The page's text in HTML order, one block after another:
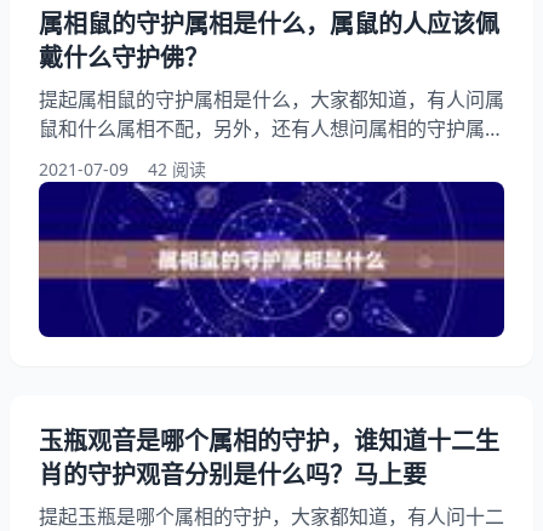
属相鼠的守护属相是什么，属鼠的人应该佩
戴什么守护佛？
提起属相鼠的守护属相是什么，大家都知道，有人问属
鼠和什么属相不配，另外，还有人想问属相的守护属
相，你知道这是怎么回事？其实十二生肖老鼠的守是谁
（不是生肖守的）速…，下面就一起来看看属鼠的人应
该佩戴什么守护？希望能够帮助到大家！ 属相鼠的守
护属相是什么 师兄问的是十二生肖呢，详如下： 肖鼠
的守护—千手 属鼠者的守护为千手千眼。“千”为及之
义，以“千手”表示利他的广大，以“千眼”代表观察智慧
的无碍
2021-07-09 42 阅读
玉瓶观音是哪个属相的守护，谁知道十二生
肖的守护观音分别是什么吗？马上要
提起玉瓶是哪个属相的守护，大家都知道，有人问十二